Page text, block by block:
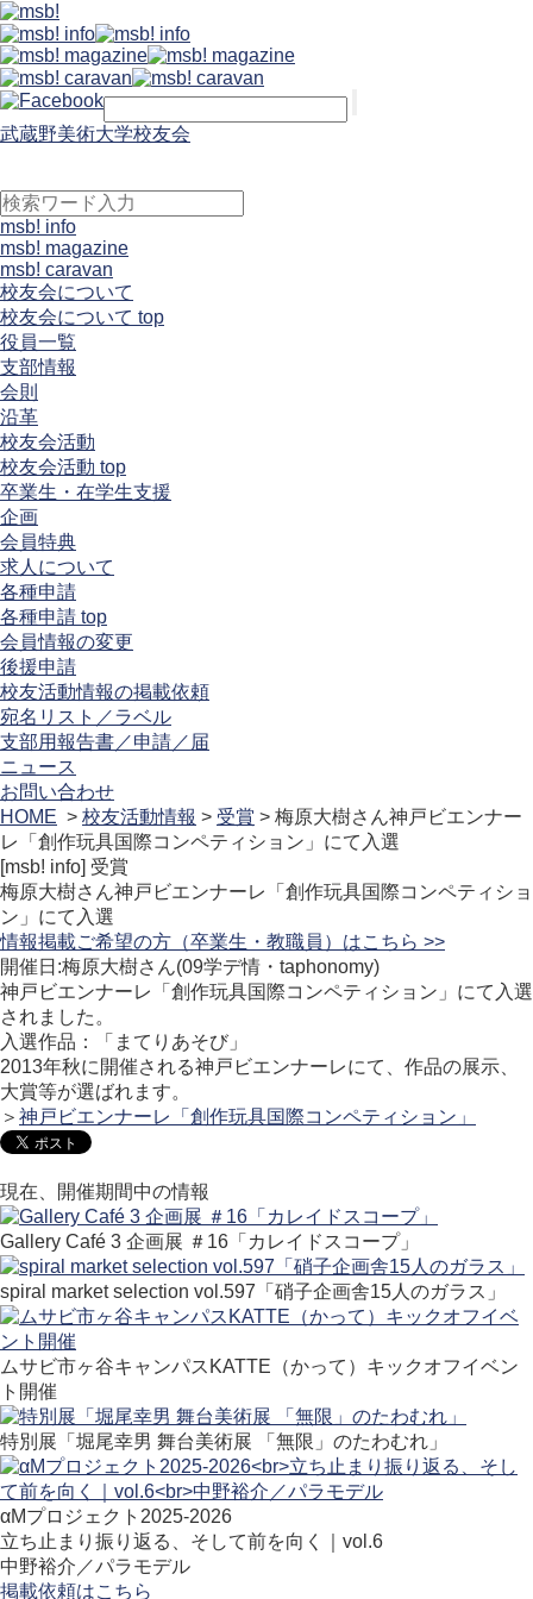
武蔵野美術大学校友会
msb! info
msb! magazine
msb! caravan
校友会について
校友会について top
役員一覧
支部情報
会則
沿革
校友会活動
校友会活動 top
卒業生・在学生支援
企画
会員特典
求人について
各種申請
各種申請 top
会員情報の変更
後援申請
校友活動情報の掲載依頼
宛名リスト／ラベル
支部用報告書／申請／届
ニュース
お問い合わせ
HOME > 校友活動情報 > 受賞 > 梅原大樹さん神戸ビエンナー
レ「創作玩具国際コンペティション」にて入選
[msb! info] 受賞
梅原大樹さん神戸ビエンナーレ「創作玩具国際コンペティショ
ン」にて入選
情報掲載ご希望の方（卒業生・教職員）はこちら >>
開催日:梅原大樹さん(09学デ情・taphonomy)
神戸ビエンナーレ「創作玩具国際コンペティション」にて入選
されました。
入選作品：「まてりあそび」
2013年秋に開催される神戸ビエンナーレにて、作品の展示、
大賞等が選ばれます。
＞ 神戸ビエンナーレ「創作玩具国際コンペティション」
現在、開催期間中の情報
Gallery Café 3 企画展 ＃16「カレイドスコープ」
spiral market selection vol.597「硝子企画舎15人のガラス」
ムサビ市ヶ谷キャンパスKATTE（かって）キックオフイベン
ト開催
特別展「堀尾幸男 舞台美術展 「無限」のたわむれ」
αMプロジェクト2025-2026
立ち止まり振り返る、そして前を向く｜vol.6
中野裕介／パラモデル
掲載依頼はこちら